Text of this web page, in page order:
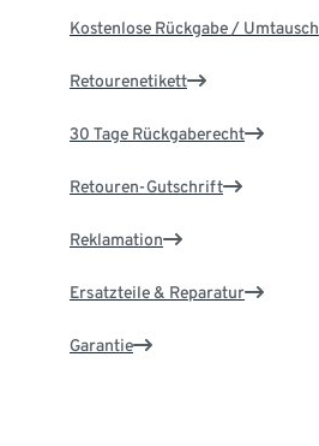
Kostenlose Rückgabe / Umtausch
Retourenetikett
30 Tage Rückgaberecht
Retouren-Gutschrift
Reklamation
Ersatzteile & Reparatur
Garantie